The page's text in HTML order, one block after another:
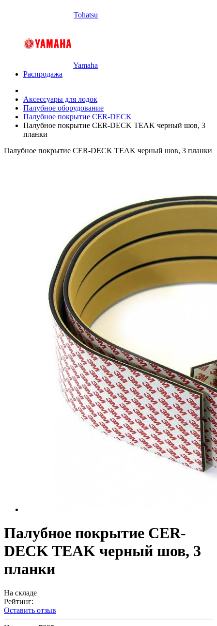
Tohatsu
Yamaha
Распродажа
Аксессуары для лодок
Палубное оборудование
Палубное покрытие CER-DECK
Палубное покрытие CER-DECK TEAK черный шов, 3
планки
Палубное покрытие CER-DECK TEAK черный шов, 3 планки
Палубное покрытие CER-
DECK TEAK черный шов, 3
планки
На складе
Рейтинг:
Оставить отзыв